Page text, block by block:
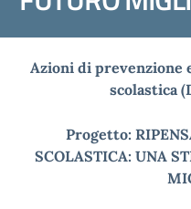
Azioni di prevenzione
scolastica
Progetto:
SCOLASTICA: UNA